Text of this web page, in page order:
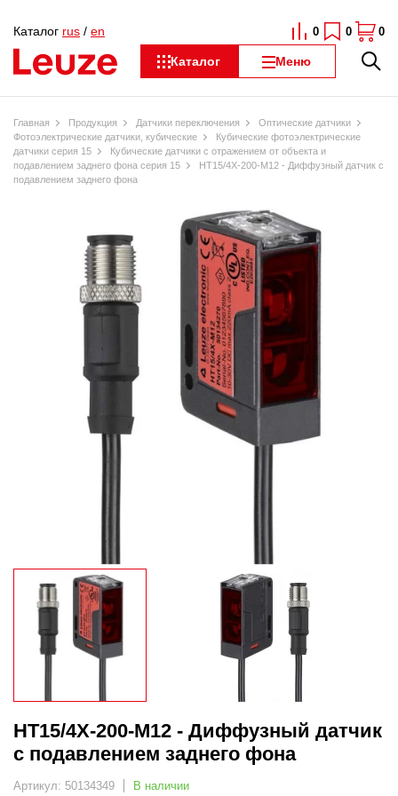
Каталог Меню
Каталог rus / en 0 0 0
Главная Продукция Датчики переключения
Оптические датчики
Фотоэлектрические датчики, кубические
Кубические фотоэлектрические
датчики серия 15
Кубические датчики с отражением от объекта и
подавлением заднего фона серия 15
HT15/4X-200-M12 - Диффузный датчик с
подавлением заднего фона
HT15/4X-200-M12 - Диффузный датчик
с подавлением заднего фона
Артикул: 50134349 В наличии